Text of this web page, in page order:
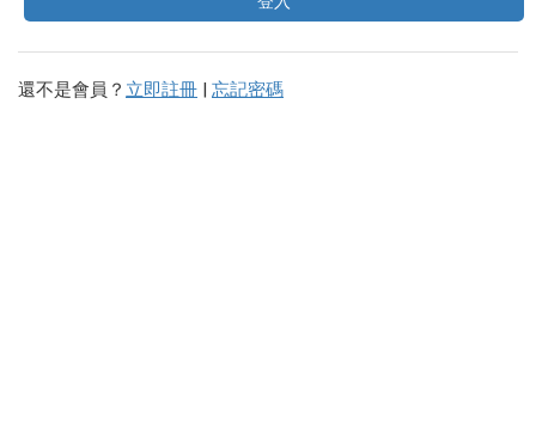
還不是會員？ 立即註冊 | 忘記密碼